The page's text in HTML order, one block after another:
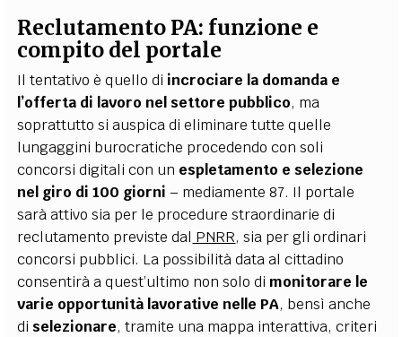
Reclutamento PA: funzione e
compito del portale
Il tentativo è quello di incrociare la domanda e
l’offerta di lavoro nel settore pubblico, ma
soprattutto si auspica di eliminare tutte quelle
lungaggini burocratiche procedendo con soli
concorsi digitali con un espletamento e selezione
nel giro di 100 giorni – mediamente 87. Il portale
sarà attivo sia per le procedure straordinarie di
reclutamento previste dal PNRR, sia per gli ordinari
concorsi pubblici. La possibilità data al cittadino
consentirà a quest’ultimo non solo di monitorare le
varie opportunità lavorative nelle PA, bensì anche
di selezionare, tramite una mappa interattiva, criteri